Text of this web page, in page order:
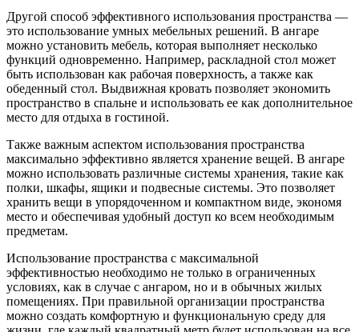
Другой способ эффективного использования пространства —
это использование умных мебельных решений. В ангаре
можно установить мебель, которая выполняет несколько
функций одновременно. Например, раскладной стол может
быть использован как рабочая поверхность, а также как
обеденный стол. Выдвижная кровать позволяет экономить
пространство в спальне и использовать ее как дополнительное
место для отдыха в гостиной.
Также важным аспектом использования пространства
максимально эффективно является хранение вещей. В ангаре
можно использовать различные системы хранения, такие как
полки, шкафы, ящики и подвесные системы. Это позволяет
хранить вещи в упорядоченном и компактном виде, экономя
место и обеспечивая удобный доступ ко всем необходимым
предметам.
Использование пространства с максимальной
эффективностью необходимо не только в ограниченных
условиях, как в случае с ангаром, но и в обычных жилых
помещениях. При правильной организации пространства
можно создать комфортную и функциональную среду для